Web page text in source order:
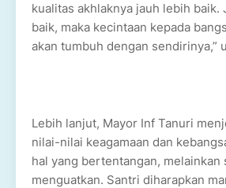
kualitas akhlaknya jauh lebih baik.
baik, maka kecintaan kepada
akan tumbuh dengan sendirinya,”
Lebih lanjut, Mayor Inf Tanuri
nilai-nilai keagamaan dan
hal yang bertentangan, melainkan
menguatkan. Santri diharapkan